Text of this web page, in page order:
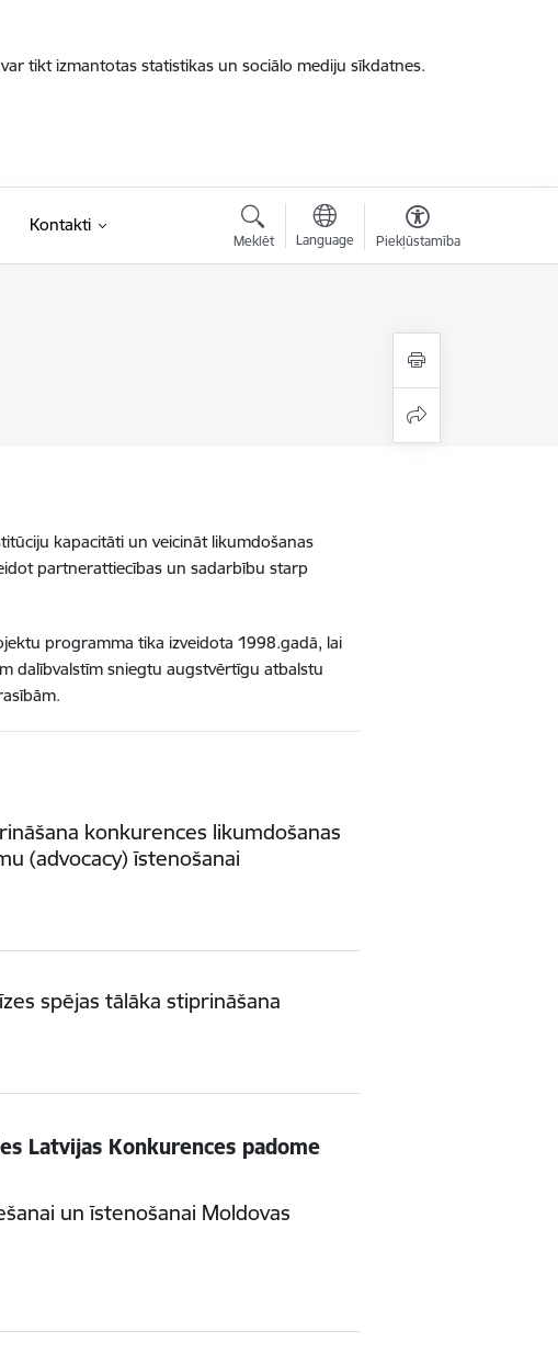
tikt izmantotas statistikas un sociālo mediju sīkdatnes.
Kontakti
Meklēt Language Piekļūstamība
kapacitāti un veicināt likumdošanas
partnerattiecības un sadarbību starp
programma tika izveidota 1998.gadā, lai
dalībvalstīm sniegtu augstvērtīgu atbalstu
konkurences likumdošanas
(advocacy) īstenošanai
spējas tālāka stiprināšana
Latvijas Konkurences padome
un īstenošanai Moldovas